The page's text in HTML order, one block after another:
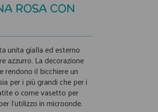
ROSA CON
unita gialla ed esterno
azzurro. La decorazione
il bicchiere un
per i più grandi che per i
o come vasetto per
l’utilizzo in microonde.